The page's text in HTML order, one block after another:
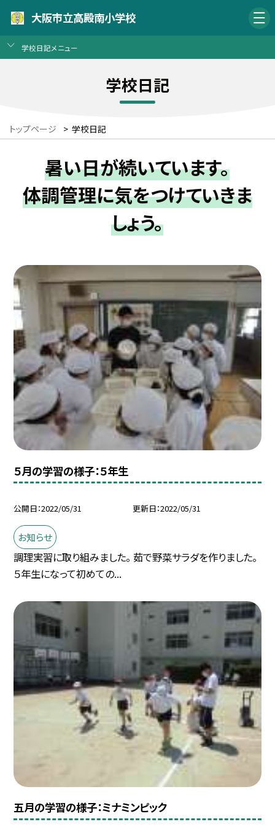
大阪市立高殿南小学校
学校日記メニュー
学校日記
トップページ > 学校日記
暑い日が続いています。
体調管理に気をつけていきま
しょう。
５月の学習の様子：５年生
公開日 2022/05/31 更新日 2022/05/31
お知らせ
調理実習に取り組みました。 茹で野菜サラダを作りました。
５年生になって初めての...
五月の学習の様子：ミナミンピック